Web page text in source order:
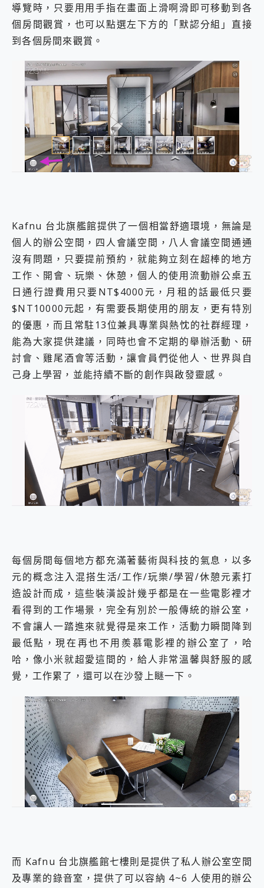
導覽時，只要用用手指在畫面上滑啊滑即可移動到各
個房間觀賞，也可以點選左下方的「默認分組」直接
到各個房間來觀賞。
Kafnu 台北旗艦館提供了一個相當舒適環境，無論是
個人的辦公空間，四人會議空間，八人會議空間通通
沒有問題，只要提前預約，就能夠立刻在超棒的地方
工作、開會、玩樂、休憩，個人的使用流動辦公桌五
日通行證費用只要NT$4000元，月租的話最低只要
$NT10000元起，有需要長期使用的朋友，更有特別
的優惠，而且常駐13位兼具專業與熱忱的社群經理，
能為大家提供建議，同時也會不定期的舉辦活動、研
討會、雞尾酒會等活動，讓會員們從他人、世界與自
己身上學習，並能持續不斷的創作與啟發靈感。
每個房間每個地方都充滿著藝術與科技的氣息，以多
元的概念注入混搭生活/工作/玩樂/學習/休憩元素打
造設計而成，這些裝潢設計幾乎都是在一些電影裡才
看得到的工作場景，完全有別於一般傳統的辦公室，
不會讓人一踏進來就覺得是來工作，活動力瞬間降到
最低點，現在再也不用羨慕電影裡的辦公室了，哈
哈，像小米就超愛這間的，給人非常溫馨與舒服的感
覺，工作累了，還可以在沙發上瞇一下。
而 Kafnu 台北旗艦館七樓則是提供了私人辦公室空間
及專業的錄音室，提供了可以容納 4~6 人使用的辦公